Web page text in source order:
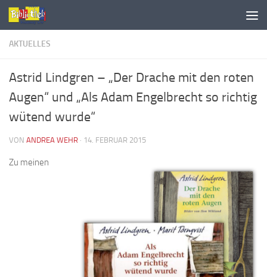
AKTUELLES
Astrid Lindgren – „Der Drache mit den roten
Augen“ und „Als Adam Engelbrecht so richtig
wütend wurde“
VON ANDREA WEHR · 14. FEBRUAR 2015
Zu meinen